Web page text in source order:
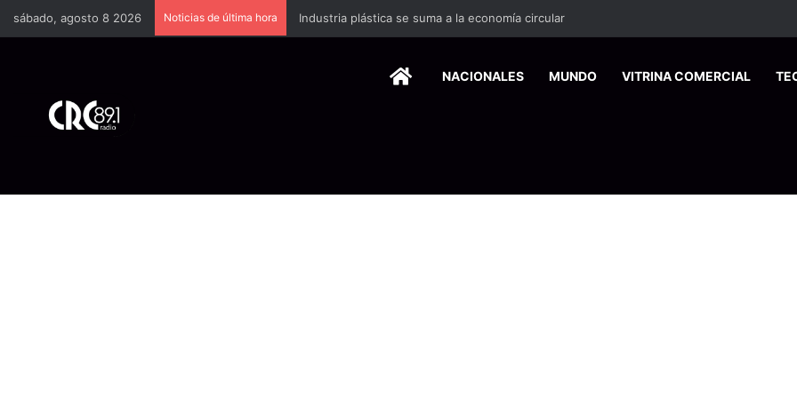
sábado, agosto 8 2026 Noticias de última hora Industria plástica se suma a la economía circular
HOMENACIONALES MUNDO VITRINA COMERCIAL